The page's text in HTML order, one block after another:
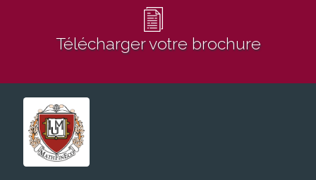
Télécharger votre brochure